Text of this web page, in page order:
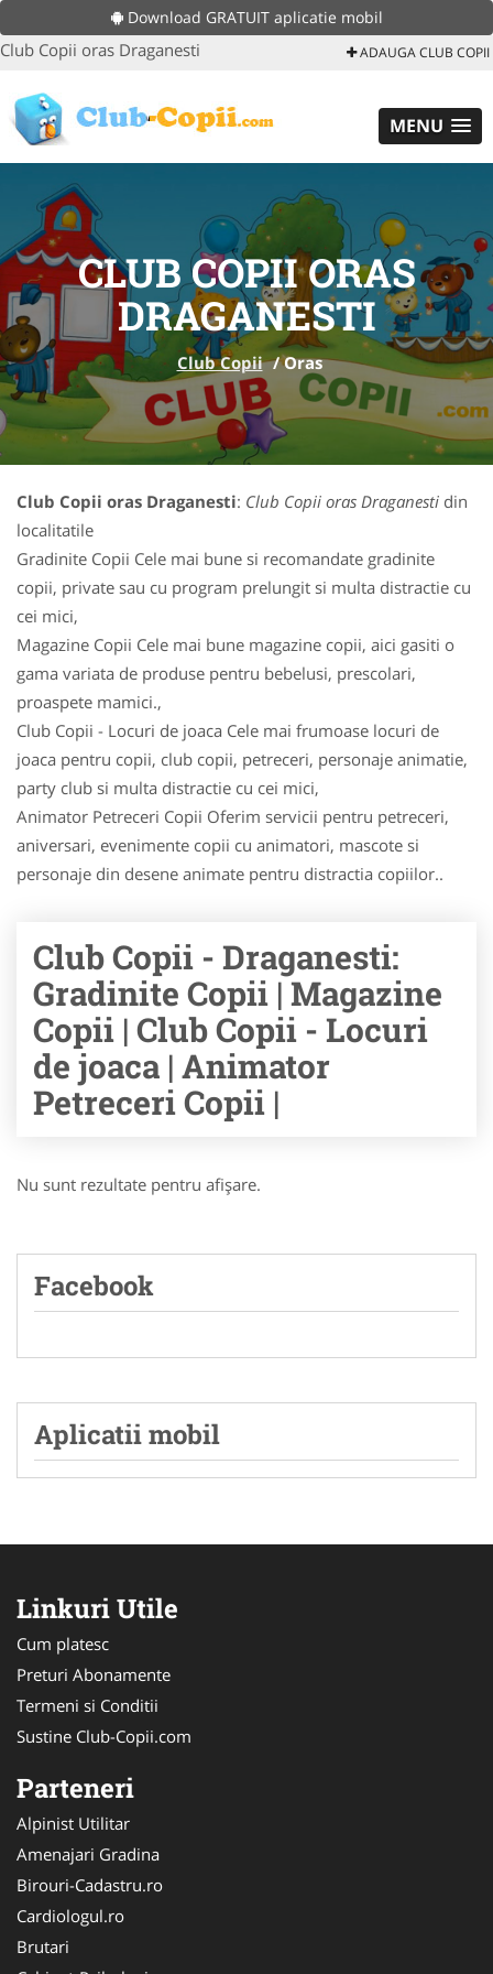
Download GRATUIT aplicatie mobil
Club Copii oras Draganesti ADAUGA CLUB COPII
MENU
CLUB COPII ORAS
DRAGANESTI
Club Copii /Oras
Club Copii oras Draganesti: Club Copii oras Draganesti din
localitatile
Gradinite Copii Cele mai bune si recomandate gradinite
copii, private sau cu program prelungit si multa distractie cu
cei mici,
Magazine Copii Cele mai bune magazine copii, aici gasiti o
gama variata de produse pentru bebelusi, prescolari,
proaspete mamici.,
Club Copii - Locuri de joaca Cele mai frumoase locuri de
joaca pentru copii, club copii, petreceri, personaje animatie,
party club si multa distractie cu cei mici,
Animator Petreceri Copii Oferim servicii pentru petreceri,
aniversari, evenimente copii cu animatori, mascote si
personaje din desene animate pentru distractia copiilor..
Club Copii - Draganesti:
Gradinite Copii | Magazine
Copii | Club Copii - Locuri
de joaca | Animator
Petreceri Copii |
Nu sunt rezultate pentru afişare.
Facebook
Aplicatii mobil
Linkuri Utile
Cum platesc
Preturi Abonamente
Termeni si Conditii
Sustine Club-Copii.com
Parteneri
Alpinist Utilitar
Amenajari Gradina
Birouri-Cadastru.ro
Cardiologul.ro
Brutari